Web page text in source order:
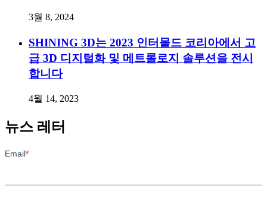
3월 8, 2024
SHINING 3D는 2023 인터몰드 코리아에서 고
급 3D 디지털화 및 메트롤로지 솔루션을 전시
합니다
4월 14, 2023
뉴스 레터